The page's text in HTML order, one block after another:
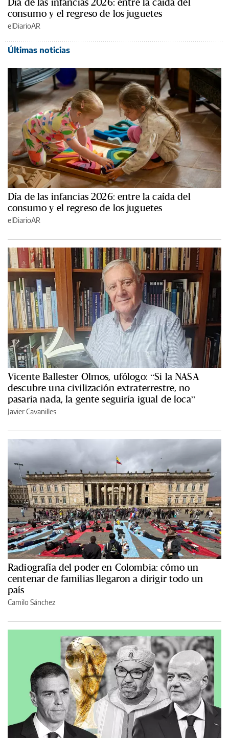
consumo y el regreso de los juguetes
elDiarioAR
Últimas noticias
Día de las infancias 2026: entre la caída del
consumo y el regreso de los juguetes
elDiarioAR
Vicente Ballester Olmos, ufólogo: “Si la NASA
descubre una civilización extraterrestre, no
pasaría nada, la gente seguiría igual de loca”
Javier Cavanilles
Radiografía del poder en Colombia: cómo un
centenar de familias llegaron a dirigir todo un
país
Camilo Sánchez